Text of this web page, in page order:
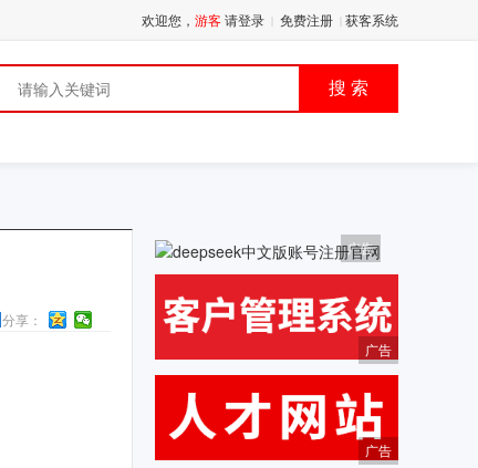
欢迎您， 游客请登录 免费注册 获客系统
搜 索
分享：
广告
广告
广告